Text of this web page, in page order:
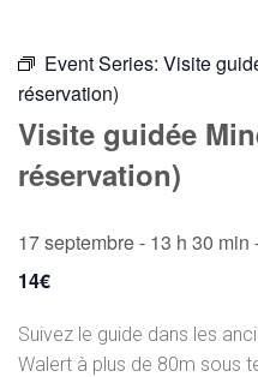
Event Series: Visite
réservation)
Visite guidée
réservation)
17 septembre - 13 h 30 min
14€
Suivez le guide dans les
Walert à plus de 80m sous